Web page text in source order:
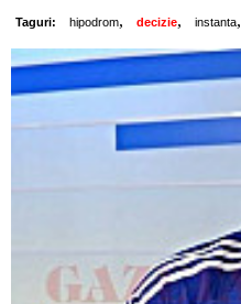
Taguri: hipodrom, decizie, instanta,